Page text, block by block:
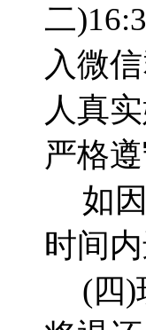
二
入微
人真
严格
如
时间
(四)